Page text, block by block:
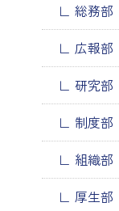
総務部
広報部
研究部
制度部
組織部
厚生部